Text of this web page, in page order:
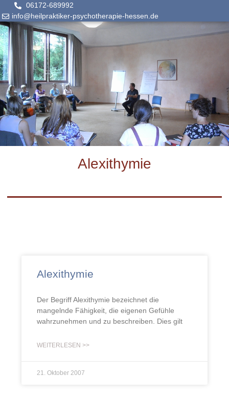
06172-689992
info@heilpraktiker-psychotherapie-hessen.de
Alexithymie
Alexithymie
Der Begriff Alexithymie bezeichnet die
mangelnde Fähigkeit, die eigenen Gefühle
wahrzunehmen und zu beschreiben. Dies gilt
WEITERLESEN >>
21. Oktober 2007